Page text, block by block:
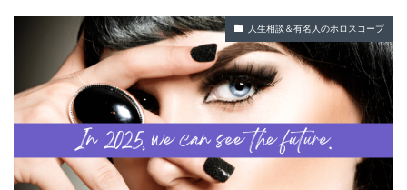
人生相談＆有名人のホロスコープ